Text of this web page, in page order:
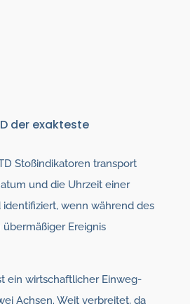
der exakteste
Stoßindikatoren transport
und die Uhrzeit einer
wenn während des
Ereignis
ein wirtschaftlicher Einweg-
Achsen. Weit verbreitet, da